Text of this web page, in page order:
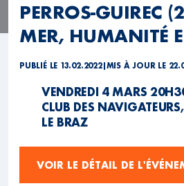
PERROS-GUIREC
MER, HUMANITÉ
PUBLIÉ LE 13.02.2022| MIS À JOUR LE
VENDREDI 4 MARS
CLUB DES
LE BRAZ
VOIR LE DÉTAIL DE